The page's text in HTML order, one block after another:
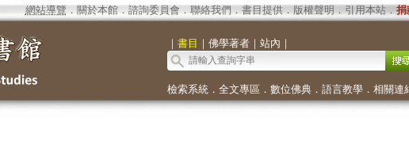
網站導覽 ． 關於本館． 諮詢委員會 ． 聯絡我們 ． 書目提供． 版權聲明． 引用本站．捐
｜ 書目 ｜ 佛學著者｜ 站內 ｜
檢索系統． 全文專區 ． 數位佛典． 語言教學． 相關連